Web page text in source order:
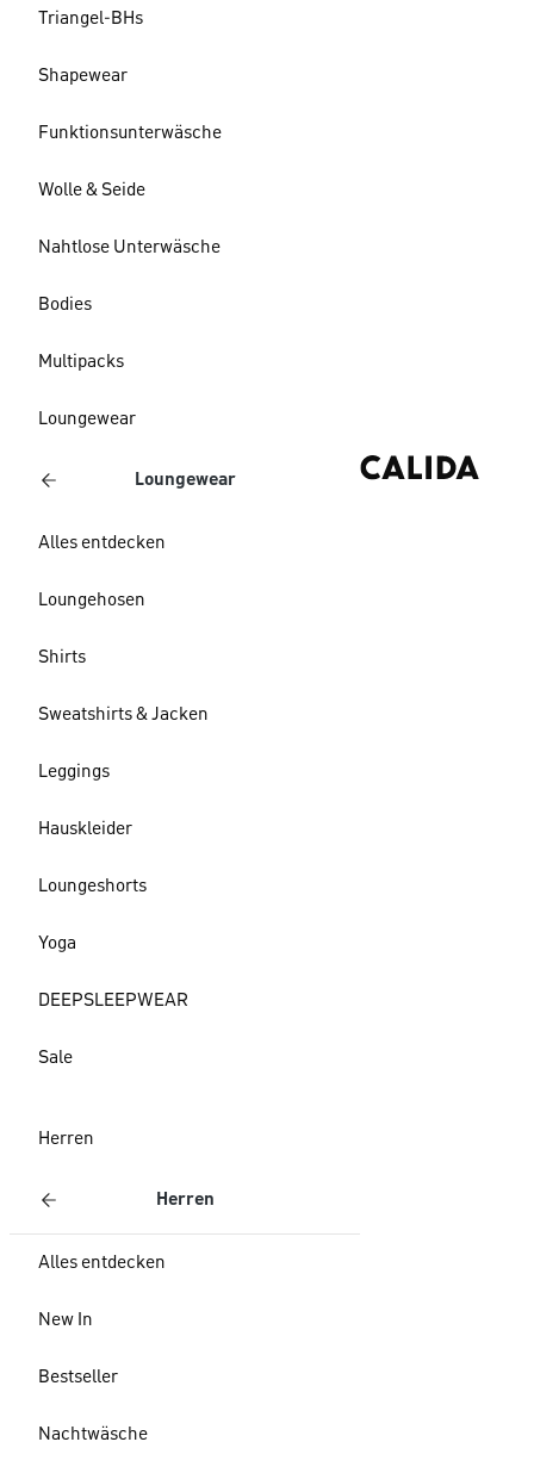
Triangel-BHs
Shapewear
Funktionsunterwäsche
Wolle & Seide
Nahtlose Unterwäsche
Bodies
Multipacks
Loungewear
Loungewear
Alles entdecken
Loungehosen
Shirts
Sweatshirts & Jacken
Leggings
Hauskleider
Loungeshorts
Yoga
DEEPSLEEPWEAR
Sale
Herren
Herren
Alles entdecken
New In
Bestseller
Nachtwäsche